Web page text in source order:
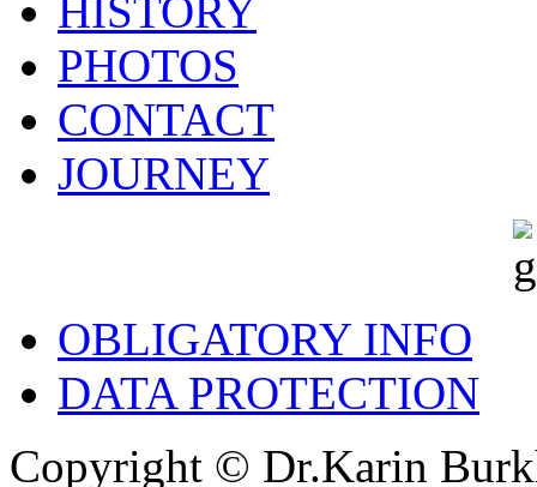
HISTORY
PHOTOS
CONTACT
JOURNEY
OBLIGATORY INFO
DATA PROTECTION
Copyright © Dr.Karin